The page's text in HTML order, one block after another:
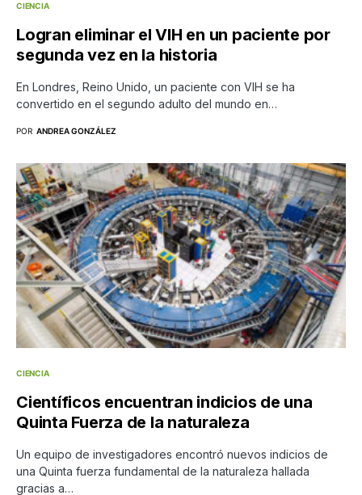
CIENCIA
Logran eliminar el VIH en un paciente por
segunda vez en la historia
En Londres, Reino Unido, un paciente con VIH se ha
convertido en el segundo adulto del mundo en…
POR ANDREA GONZÁLEZ
CIENCIA
Científicos encuentran indicios de una
Quinta Fuerza de la naturaleza
Un equipo de investigadores encontró nuevos indicios de
una Quinta fuerza fundamental de la naturaleza hallada
gracias a…